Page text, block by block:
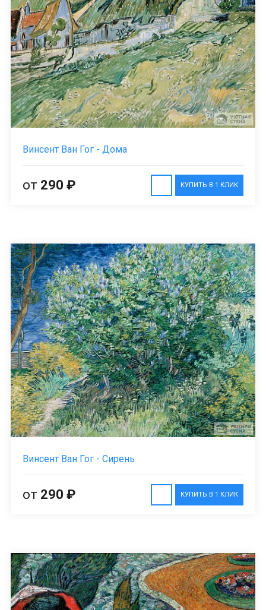
Винсент Ван Гог - Дома
КУПИТЬ В 1 КЛИК
от 290 ₽
Винсент Ван Гог - Сирень
КУПИТЬ В 1 КЛИК
от 290 ₽